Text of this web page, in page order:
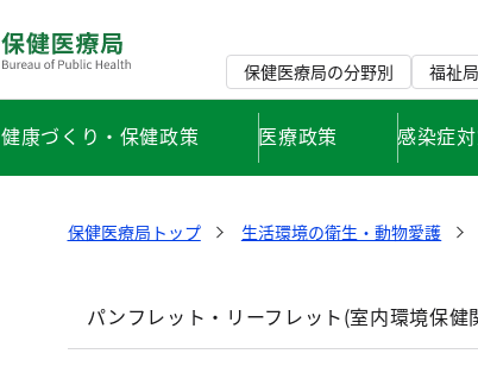
保健医療局の分野別 福祉
健康づくり・保健政策 医療政策 感染症
保健医療局トップ 生活環境の衛生・動物愛護
パンフレット・リーフレット(室内環境保健